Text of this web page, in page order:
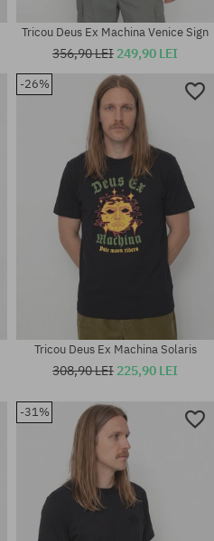
Mărimi existente:
Mărimi existente:
Tricou Deus Ex Machina Venice Sign
356,90 LEI 249,90 LEI
-26%
Tricou Deus Ex Machina Solaris
308,90 LEI 225,90 LEI
-31%